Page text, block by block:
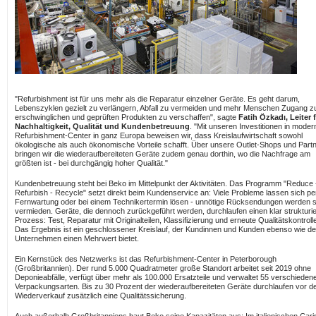
"Refurbishment ist für uns mehr als die Reparatur einzelner Geräte. Es geht darum,
Lebenszyklen gezielt zu verlängern, Abfall zu vermeiden und mehr Menschen Zugang
erschwinglichen und geprüften Produkten zu verschaffen", sagte Fatih Özkadı, Leiter
Nachhaltigkeit, Qualität und Kundenbetreuung . "Mit unseren Investitionen in
Refurbishment-Center in ganz Europa beweisen wir, dass Kreislaufwirtschaft sowohl
ökologische als auch ökonomische Vorteile schafft. Über unsere Outlet-Shops und
bringen wir die wiederaufbereiteten Geräte zudem genau dorthin, wo die Nachfrage am
größten ist - bei durchgängig hoher Qualität."
Kundenbetreuung steht bei Beko im Mittelpunkt der Aktivitäten. Das Programm "Reduce
Refurbish - Recycle" setzt direkt beim Kundenservice an: Viele Probleme lassen sich
Fernwartung oder bei einem Technikertermin lösen - unnötige Rücksendungen werden
vermieden. Geräte, die dennoch zurückgeführt werden, durchlaufen einen klar
Prozess: Test, Reparatur mit Originalteilen, Klassifizierung und erneute
Das Ergebnis ist ein geschlossener Kreislauf, der Kundinnen und Kunden ebenso wie
Unternehmen einen Mehrwert bietet.
Ein Kernstück des Netzwerks ist das Refurbishment-Center in Peterborough
(Großbritannien). Der rund 5.000 Quadratmeter große Standort arbeitet seit 2019 ohne
Deponieabfälle, verfügt über mehr als 100.000 Ersatzteile und verwaltet 55
Verpackungsarten. Bis zu 30 Prozent der wiederaufbereiteten Geräte durchlaufen vor
Wiederverkauf zusätzlich eine Qualitätssicherung.